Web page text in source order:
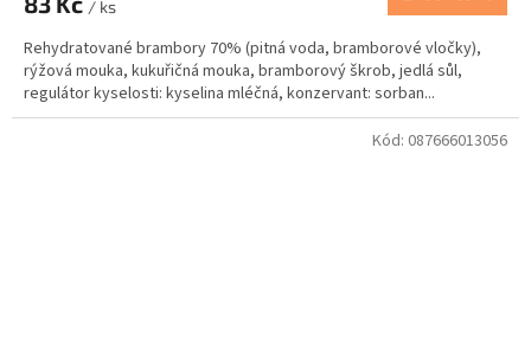
/ ks
Rehydratované brambory 70% (pitná voda, bramborové vločky),
rýžová mouka, kukuřičná mouka, bramborový škrob, jedlá sůl,
regulátor kyselosti: kyselina mléčná, konzervant: sorban...
Kód: 087666013056